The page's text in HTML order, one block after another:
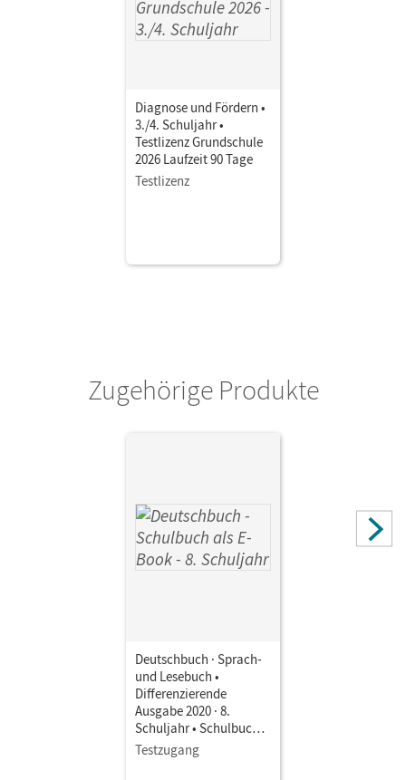
Diagnose und Fördern •
3./4. Schuljahr •
Testlizenz Grundschule
2026 Laufzeit 90 Tage
Testlizenz
Zugehörige Produkte
Deutschbuch · Sprach-
und Lesebuch •
Differenzierende
Ausgabe 2020 · 8.
Schuljahr • Schulbuch
als E-Book Mit Medien
Testzugang